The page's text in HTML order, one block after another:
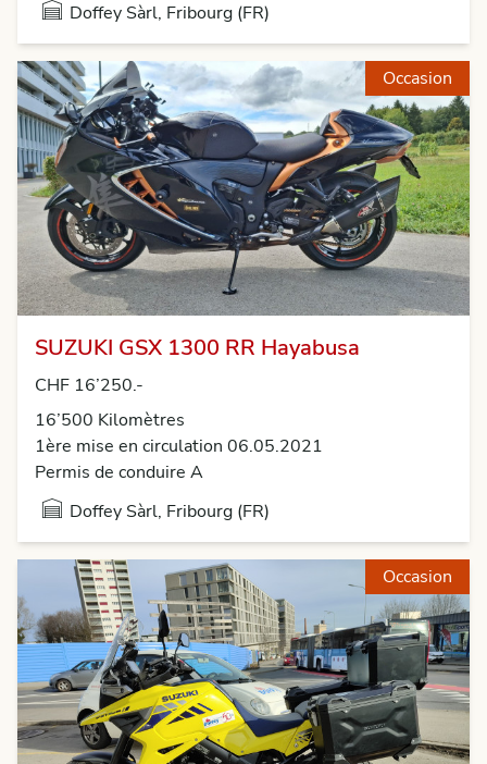
Doffey Sàrl, Fribourg (FR)
Occasion
SUZUKI GSX 1300 RR Hayabusa
CHF 16’250.-
16’500 Kilomètres
1ère mise en circulation 06.05.2021
Permis de conduire A
Doffey Sàrl, Fribourg (FR)
Occasion